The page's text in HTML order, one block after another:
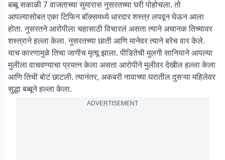
बब्बू सकाळी 7 वाजताच्या सुमारास नुसरतच्या घरी पोहोचला. तो
आपल्यासोबत एका टिफिन बॉक्समध्ये धारदार शस्त्र लपवून घेऊन आला
होता. नुसरतने आरोपीला चहासाठी विचारलं असता त्याने अचानक तिच्यावर
शस्त्राने हल्ला केला. नुसरतच्या छाती आणि मानेवर त्याने बरेच वार केले.
याच कारणामुळे तिचा जागीच मृत्यू झाला. पीडितेची मुलगी सानियाने आपल्या
मुलीला वाचवण्याचा प्रयत्न केला असता आरोपीने मुलीवर देखील हल्ला केला
आणि तिची बोटं छाटली. त्यानंतर, अकबरी नावाच्या घरातील दुसऱ्या महिलेवर
सुद्धा बब्बूने हल्ला केला.
ADVERTISEMENT